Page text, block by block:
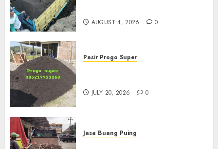
AUGUST 4, 2026 0
Pasir Progo Super
JULY 20, 2026 0
Jasa Buang Puing